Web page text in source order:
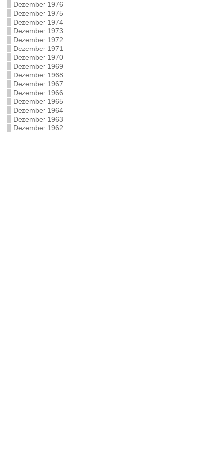
Dezember 1976
Dezember 1975
Dezember 1974
Dezember 1973
Dezember 1972
Dezember 1971
Dezember 1970
Dezember 1969
Dezember 1968
Dezember 1967
Dezember 1966
Dezember 1965
Dezember 1964
Dezember 1963
Dezember 1962